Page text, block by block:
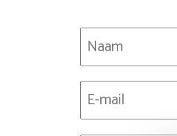
Naam
E-
mailadres